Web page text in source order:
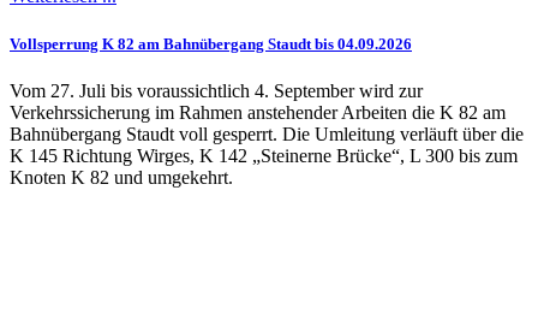
Vollsperrung K 82 am Bahnübergang Staudt bis 04.09.2026
Vom 27. Juli bis voraussichtlich 4. September wird zur
Verkehrssicherung im Rahmen anstehender Arbeiten die K 82 am
Bahnübergang Staudt voll gesperrt. Die Umleitung verläuft über die
K 145 Richtung Wirges, K 142 „Steinerne Brücke“, L 300 bis zum
Knoten K 82 und umgekehrt.